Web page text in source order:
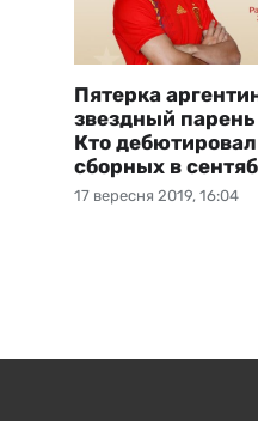
17 вересня 2019, 16:04
Пятерка
звездный парень
Кто
сборных в